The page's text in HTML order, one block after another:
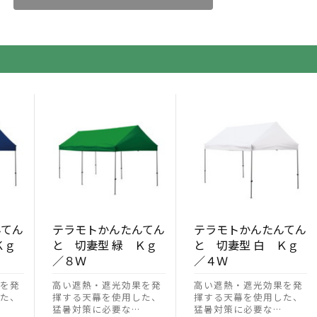
ん
発
、
テラモトかんたんてん
と 切妻型 緑 Ｋｇ
／８Ｗ
高い遮熱・遮光効果を発
揮する天幕を使用した、
猛暑対策に必要な…
テラモトかんたんてん
と 切妻型 白 Ｋｇ
／４Ｗ
高い遮熱・遮光効果を発
揮する天幕を使用した、
猛暑対策に必要な…